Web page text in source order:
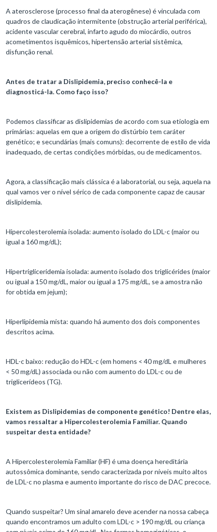
A aterosclerose (processo final da aterogênese) é vinculada com
quadros de claudicação intermitente (obstrução arterial periférica),
acidente vascular cerebral, infarto agudo do miocárdio, outros
acometimentos isquêmicos, hipertensão arterial sistêmica,
disfunção renal.
Antes de tratar a Dislipidemia, preciso conhecê-la e
diagnosticá-la. Como faço isso?
Podemos classificar as dislipidemias de acordo com sua etiologia em
primárias: aquelas em que a origem do distúrbio tem caráter
genético; e secundárias (mais comuns): decorrente de estilo de vida
inadequado, de certas condições mórbidas, ou de medicamentos.
Agora, a classificação mais clássica é a laboratorial, ou seja, aquela na
qual vamos ver o nível sérico de cada componente capaz de causar
dislipidemia.
Hipercolesterolemia isolada: aumento isolado do LDL-c (maior ou
igual a 160 mg/dL);
Hipertrigliceridemia isolada: aumento isolado dos triglicérides (maior
ou igual a 150 mg/dL, maior ou igual a 175 mg/dL, se a amostra não
for obtida em jejum);
Hiperlipidemia mista: quando há aumento dos dois componentes
descritos acima.
HDL-c baixo: redução do HDL-c (em homens < 40 mg/dL e mulheres
< 50 mg/dL) associada ou não com aumento do LDL-c ou de
triglicerídeos (TG).
Existem as Dislipidemias de componente genético! Dentre elas,
vamos ressaltar a Hipercolesterolemia Familiar. Quando
suspeitar desta entidade?
A Hipercolesterolemia Familiar (HF) é uma doença hereditária
autossômica dominante, sendo caracterizada por níveis muito altos
de LDL-c no plasma e aumento importante do risco de DAC precoce.
Quando suspeitar? Um sinal amarelo deve acender na nossa cabeça
quando encontramos um adulto com LDL-c > 190 mg/dL ou criança